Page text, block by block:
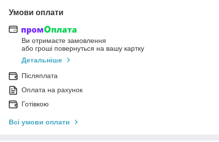
Умови оплати
Ви отримаєте замовлення
або гроші повернуться на вашу картку
Детальніше
Післяплата
Оплата на рахунок
Готівкою
Всі умови оплати